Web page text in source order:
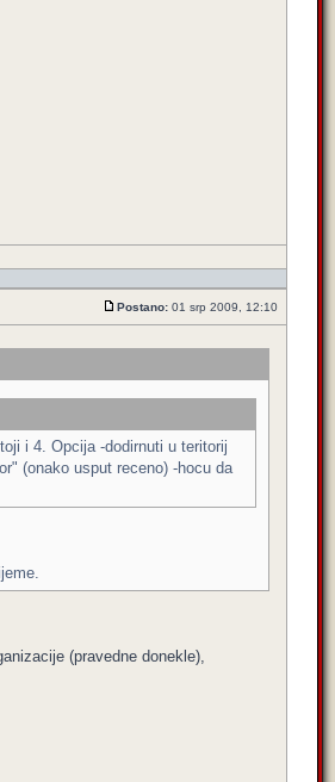
Postano: 01 srp 2009, 12:10
i 4. Opcija -dodirnuti u teritorij
(onako usput receno) -hocu da
(pravedne donekle),